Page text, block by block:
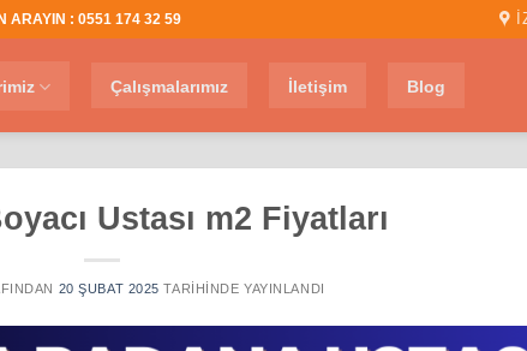
ARAYIN : 0551 174 32 59
Çalışmalarımız İletişim Blog
Ustası m2 Fiyatları
20 ŞUBAT 2025 TARIHINDE YAYINLANDI